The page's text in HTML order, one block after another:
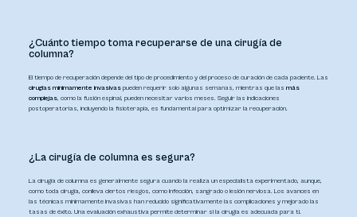
¿Cuánto tiempo toma recuperarse de una cirugía de
columna?
El tiempo de recuperación depende del tipo de procedimiento y del proceso de curación de cada paciente. Las
cirugías mínimamente invasivaspueden requerir solo algunas semanas, mientras que las más
complejas, como la fusión espinal, pueden necesitar varios meses. Seguir las indicaciones
postoperatorias, incluyendo la fisioterapia, es fundamental para optimizar la recuperación.
¿La cirugía de columna es segura?
La cirugía de columna es generalmente segura cuando la realiza un especialista experimentado, aunque,
como toda cirugía, conlleva ciertos riesgos, como infección, sangrado o lesión nerviosa. Los avances en
las técnicas mínimamente invasivas han reducido significativamente las complicaciones y mejorado las
tasas de éxito. Una evaluación exhaustiva permite determinar si la cirugía es adecuada para ti.